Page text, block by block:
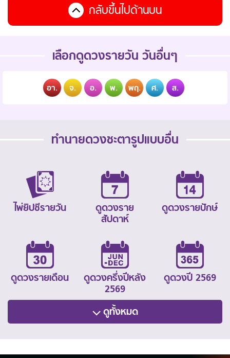
กลับขึ้นไปด้านบน
เลือกดูดวงรายวัน วันอื่นๆ
อา. จ. อ. พ. พฤ. ศ. ส.
ทำนายดวงชะตารูปแบบอื่น
ไพ่ยิปซีรายวัน
ดูดวงราย
สัปดาห์
ดูดวงรายปักษ์
ดูดวงรายเดือน
ดูดวงครึ่งปีหลัง
2569
ดูดวงปี 2569
ดูทั้งหมด